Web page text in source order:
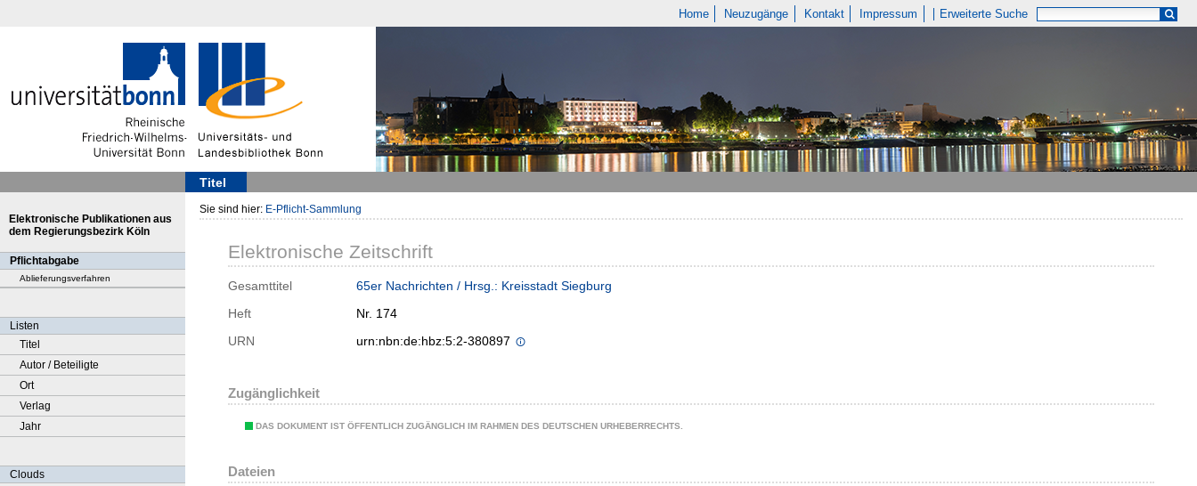
Home Neuzugänge Kontakt Impressum Erweiterte Suche
Titel
Elektronische Publikationen aus
dem Regierungsbezirk Köln
Pflichtabgabe
Ablieferungsverfahren
Listen
Titel
Autor / Beteiligte
Ort
Verlag
Jahr
Clouds
Sie sind hier: E-Pflicht-Sammlung
Elektronische Zeitschrift
Gesamttitel
65er Nachrichten / Hrsg.: Kreisstadt Siegburg
Heft
Nr. 174
URN
urn:nbn:de:hbz:5:2-380897
Zugänglichkeit
DAS DOKUMENT IST ÖFFENTLICH ZUGÄNGLICH IM RAHMEN DES DEUTSCHEN URHEBERRECHTS.
Dateien